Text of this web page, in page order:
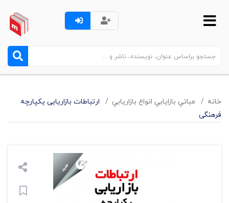
خانه مباتي بازايابي انواع بازاريابي
ارتباطات بازاریابی یکپارچه
فرهنگی